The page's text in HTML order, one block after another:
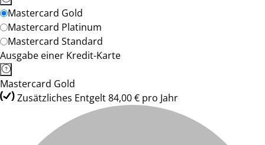
Mastercard Gold
Mastercard Platinum
Mastercard Standard
Ausgabe einer Kredit-Karte
Mastercard Gold
Zusätzliches Entgelt 84,00 € pro Jahr